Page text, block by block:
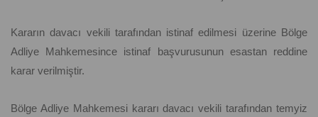
Kararın davacı vekili tarafından istinaf edilmesi üzerine Bölge
Adliye Mahkemesince istinaf başvurusunun esastan reddine
karar verilmiştir.
Bölge Adliye Mahkemesi kararı davacı vekili tarafından temyiz